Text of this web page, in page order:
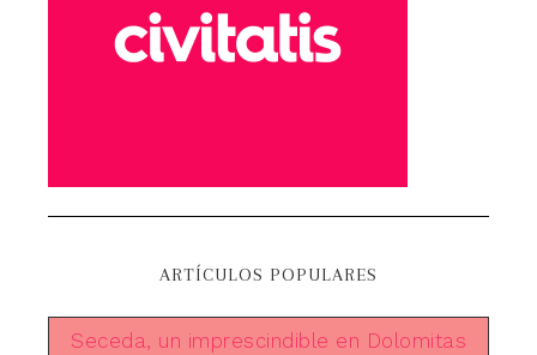
ARTÍCULOS POPULARES
Seceda, un imprescindible en Dolomitas